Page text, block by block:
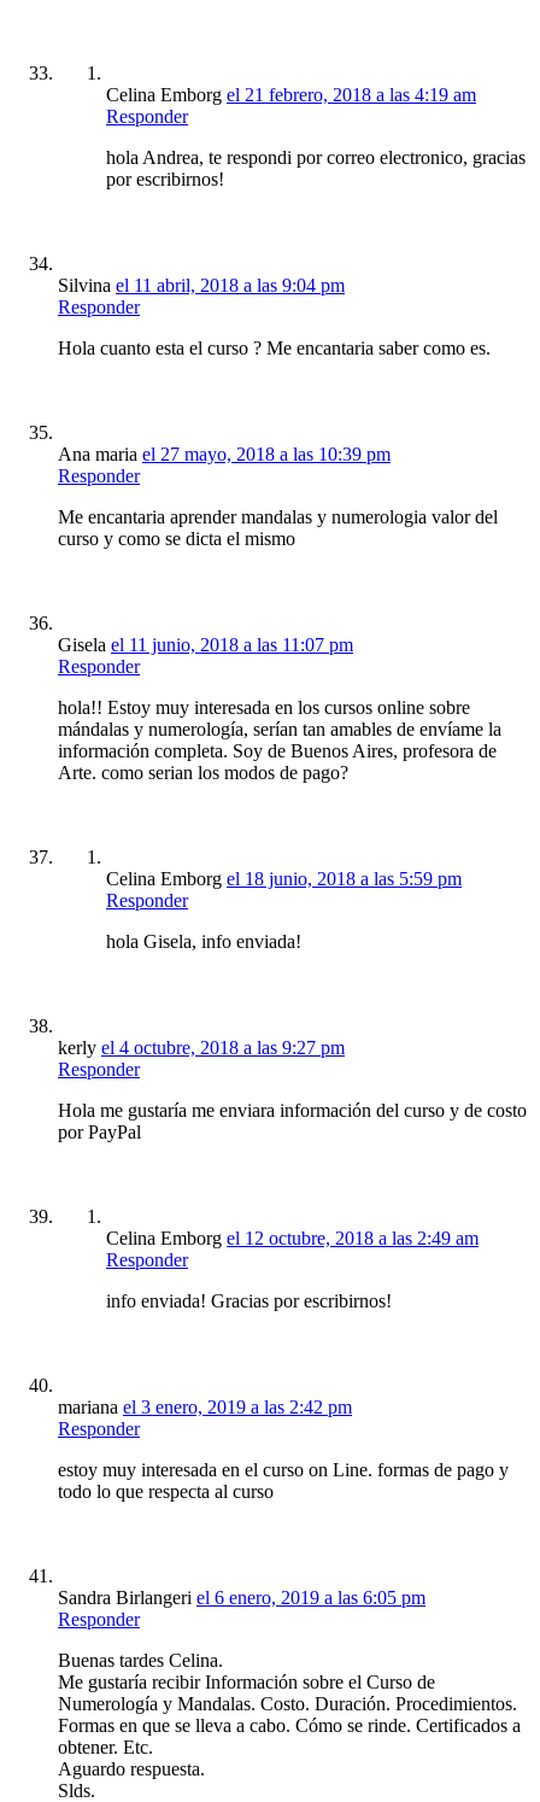
Celina Emborg el 21 febrero, 2018 a las 4:19 am
Responder
hola Andrea, te respondi por correo electronico, gracias
por escribirnos!
Silvina el 11 abril, 2018 a las 9:04 pm
Responder
Hola cuanto esta el curso ? Me encantaria saber como es.
Ana maria el 27 mayo, 2018 a las 10:39 pm
Responder
Me encantaria aprender mandalas y numerologia valor del
curso y como se dicta el mismo
Gisela el 11 junio, 2018 a las 11:07 pm
Responder
hola!! Estoy muy interesada en los cursos online sobre
mándalas y numerología, serían tan amables de envíame la
información completa. Soy de Buenos Aires, profesora de
Arte. como serian los modos de pago?
Celina Emborg el 18 junio, 2018 a las 5:59 pm
Responder
hola Gisela, info enviada!
kerly el 4 octubre, 2018 a las 9:27 pm
Responder
Hola me gustaría me enviara información del curso y de costo
por PayPal
Celina Emborg el 12 octubre, 2018 a las 2:49 am
Responder
info enviada! Gracias por escribirnos!
mariana el 3 enero, 2019 a las 2:42 pm
Responder
estoy muy interesada en el curso on Line. formas de pago y
todo lo que respecta al curso
Sandra Birlangeri el 6 enero, 2019 a las 6:05 pm
Responder
Buenas tardes Celina.
Me gustaría recibir Información sobre el Curso de
Numerología y Mandalas. Costo. Duración. Procedimientos.
Formas en que se lleva a cabo. Cómo se rinde. Certificados a
obtener. Etc.
Aguardo respuesta.
Slds.